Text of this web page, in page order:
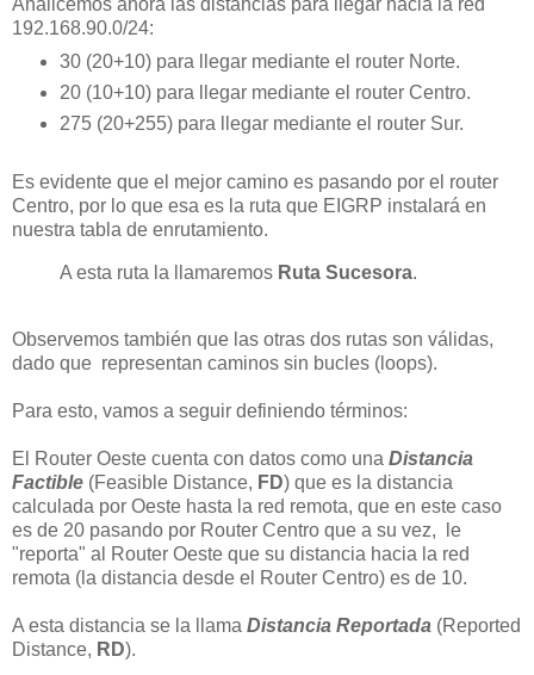
192.168.90.0/24:
30 (20+10) para llegar mediante el router Norte.
20 (10+10) para llegar mediante el router Centro.
275 (20+255) para llegar mediante el router Sur.
Es evidente que el mejor camino es pasando por el router
Centro, por lo que esa es la ruta que EIGRP instalará en
nuestra tabla de enrutamiento.
A esta ruta la llamaremos Ruta Sucesora.
Observemos también que las otras dos rutas son válidas,
dado que representan caminos sin bucles (loops).
Para esto, vamos a seguir definiendo términos:
El Router Oeste cuenta con datos como una Distancia
Factible (Feasible Distance, FD) que es la distancia
calculada por Oeste hasta la red remota, que en este caso
es de 20 pasando por Router Centro que a su vez, le
"reporta" al Router Oeste que su distancia hacia la red
remota (la distancia desde el Router Centro) es de 10.
A esta distancia se la llama Distancia Reportada (Reported
Distance, RD).